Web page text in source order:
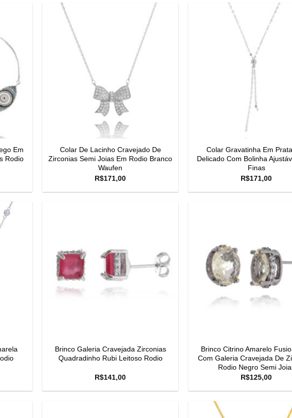
Em
Rodio
Colar De Lacinho Cravejado De
Zirconias Semi Joias Em Rodio Branco
Waufen
R$171,00
Colar Gravatinha Em
Delicado Com Bolinha
Finas
R$171,00
Brinco Galeria Cravejada Zirconias
Quadradinho Rubi Leitoso Rodio
R$141,00
Brinco Citrino Amarelo
Com Galeria Cravejada De
Rodio Negro Semi
R$125,00